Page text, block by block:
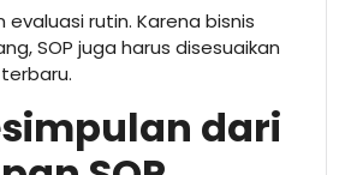
evaluasi rutin. Karena bisnis
SOP juga harus disesuaikan
dari